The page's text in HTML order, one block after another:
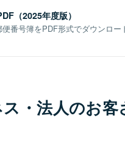
（2025年度版）
番号簿をPDF形式でダウンロー
ス・法人のお客